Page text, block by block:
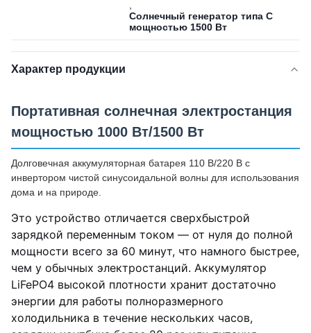
Солнечный генератор типа C
мощностью 1500 Вт
Характер продукции
Портативная солнечная электростанция
мощностью 1000 Вт/1500 Вт
Долговечная аккумуляторная батарея 110 В/220 В с
инвертором чистой синусоидальной волны для использования
дома и на природе.
Это устройство отличается сверхбыстрой
зарядкой переменным током — от нуля до полной
мощности всего за 60 минут, что намного быстрее,
чем у обычных электростанций. Аккумулятор
LiFePO4 высокой плотности хранит достаточно
энергии для работы полноразмерного
холодильника в течение нескольких часов,